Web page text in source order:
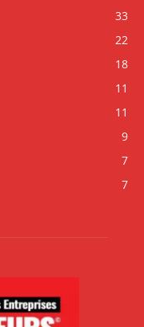
33
22
18
11
11
9
7
7